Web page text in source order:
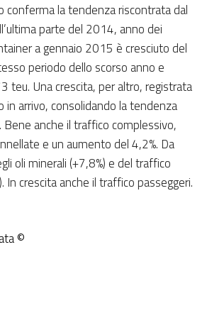
conferma la tendenza riscontrata dal
parte del 2014, anno dei
a gennaio 2015 è cresciuto del
periodo dello scorso anno e
teu. Una crescita, per altro, registrata
in arrivo, consolidando la tendenza
anche il traffico complessivo,
e un aumento del 4,2%. Da
oli minerali (+7,8%) e del traffico
In crescita anche il traffico passeggeri.
©